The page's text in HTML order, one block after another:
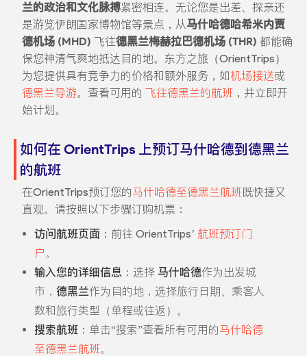
兰的政治和文化脉搏紧密相连。无论您是出差、探亲还
是游览伊朗国家博物馆等景点，从马什哈德哈希米内贾
德机场 (MHD) 飞往德黑兰梅赫拉巴德机场 (THR) 都能确
保您神清气爽地抵达目的地。东方之旅（OrientTrips）
为您提供具有竞争力的价格和额外服务，如机场接送或
德黑兰导游。查看可用的 飞往德黑兰的航班 ，并立即开
始计划。
如何在 OrientTrips 上预订马什哈德到德黑兰
的航班
在OrientTrips预订您的马什哈德至德黑兰航班既快捷又
直观。请按照以下步骤订购机票：
访问航班页面：前往 OrientTrips’ 航班预订门
户。
输入您的详细信息 ：选择 马什哈德作为出发城
市， 德黑兰作为目的地，选择旅行日期、乘客人
数和旅行类型（单程或往返）。
搜索航班：单击“搜索”查看所有可用的马什哈德
至德黑兰航班。